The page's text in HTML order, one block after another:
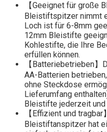
【Geeignet für große
Bleistiftspitzer nimmt
Loch ist für 6-8mm
12mm Bleistifte
Kohlestifte, die Ihre
erfüllen können.
【Batteriebetrieben
AA-Batterien
ohne Steckdose
Lieferumfang
Bleistifte jederzeit
【Effizient und
Bleistiftanspitzer hat